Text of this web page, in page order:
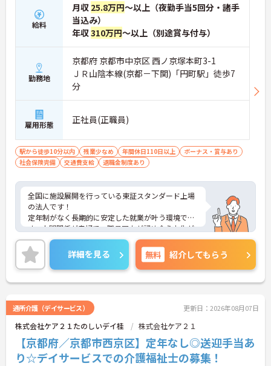
給料
月収 25.8万円～以上（夜勤手当5回分・諸手
当込み）
年収310万円～以上（別途賞与付与）
勤務地
京都府 京都市中京区 西ノ京塚本町3-1
ＪＲ山陰本線(京都－下関)「円町駅」徒歩7
分
雇用形態 正社員(正職員)
駅から徒歩10分以内 残業少なめ 年間休日110日以上
ボーナス・賞与あり
社会保険完備
交通費支給 退職金制度あり
全国に施設展開を行っている東証スタンダード上場
の法人です！
定年制がなく長期的に安定した就業が叶う環境で
す。人間関係が良好で、職員同士が認め合う文化が
根付いています。
ご興味のある方には、面接対策ポイントなど、さら
に詳細をご案内しますのでお気軽にご相談くださ
い！
詳細を見る 無料 紹介してもらう
通所介護（デイサービス） 更新日：2026年08月07日
株式会社ケア２１たのしいデイ桂 株式会社ケア２１
【京都府／京都市西京区】定年なし◎送迎手当あ
り☆デイサービスでの介護福祉士の募集！